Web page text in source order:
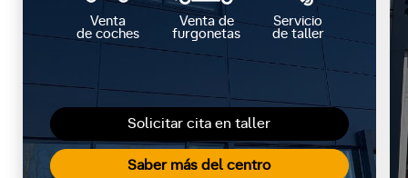
Solicitar cita en taller
Saber más del centro
Venta
de coches
Venta de
furgonetas
Servicio
de taller